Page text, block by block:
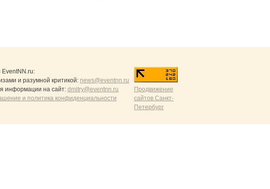
EventNN.ru:
и разумной критикой: news@eventnn.ru
информации на сайт: dmitry@eventnn.ru
и политика конфиденциальности
Продвижение
сайтов Санкт-
Петербург